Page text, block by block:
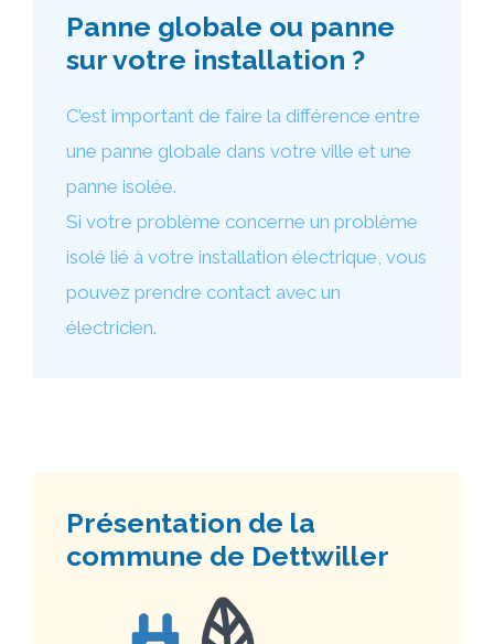
Panne globale ou panne
sur votre installation ?
C’est important de faire la différence entre
une panne globale dans votre ville et une
panne isolée.
Si votre problème concerne un problème
isolé lié à votre installation électrique, vous
pouvez prendre contact avec un
électricien.
Présentation de la
commune de Dettwiller